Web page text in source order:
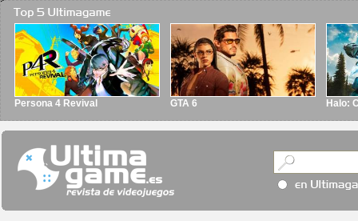
Persona 4 Revival GTA 6 Halo: